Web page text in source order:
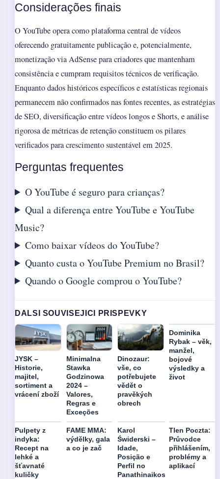
Considerações finais
O YouTube opera como plataforma central de vídeos
oferecendo gratuitamente publicação e, potencialmente,
monetização via AdSense para criadores que mantenham
consistência e cumpram requisitos técnicos de verificação.
Enquanto dados históricos específicos e estatísticas regionais
permanecem não confirmados nas fontes recentes, as estratégias
de SEO, diversificação entre vídeos longos e Shorts, e análise
rigorosa de métricas de retenção constituem os pilares
verificados para crescimento sustentável em 2025.
Perguntas frequentes
O YouTube é seguro para crianças?
Qual a diferença entre YouTube e YouTube
Music?
Como baixar vídeos do YouTube?
Quanto custa o YouTube Premium no Brasil?
Quando o Google comprou o YouTube?
DALSI SOUVISEJICI PRISPEVKY
JYSK –
Historie,
majitel,
sortiment a
vrácení zboží
Minimalna
Stawka
Godzinowa
2024 –
Valores,
Regras e
Exceções
Dinozaur:
vše, co
potřebujete
vědět o
pravěkých
obrech
Dominika
Rybak – věk,
manžel,
bojové
výsledky a
život
Pulpety z
indyka:
Recept na
lehké a
šťavnaté
kuličky
FAME MMA:
výdělky, gala
a co je zač
Karol
Świderski –
Idade,
Posição e
Perfil no
Panathinaikos
Tlen Poczta:
Průvodce
přihlášením,
problémy a
aplikací